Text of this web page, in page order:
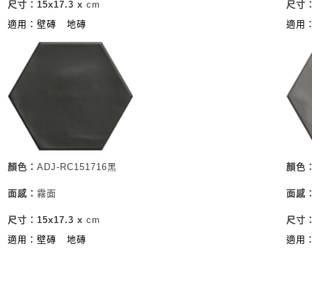
尺寸：15x17.3 x cm
適用：壁磚
地磚
尺寸
適用
顏色： ADJ-RC151716黑
面感： 霧面
尺寸：15x17.3 x cm
適用：壁磚
地磚
顏色
面感
尺寸
適用